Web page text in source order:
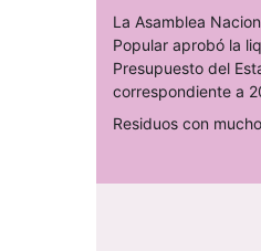
La Asamblea
Popular aprobó la
Presupuesto del
correspondiente a
Residuos con